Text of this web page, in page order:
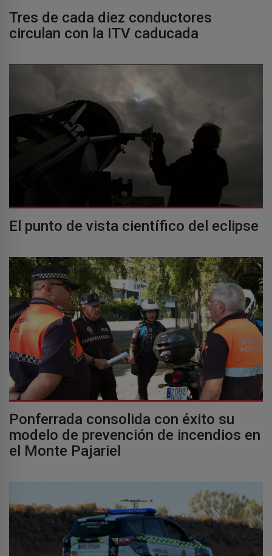
Tres de cada diez conductores
circulan con la ITV caducada
El punto de vista científico del eclipse
Ponferrada consolida con éxito su
modelo de prevención de incendios en
el Monte Pajariel